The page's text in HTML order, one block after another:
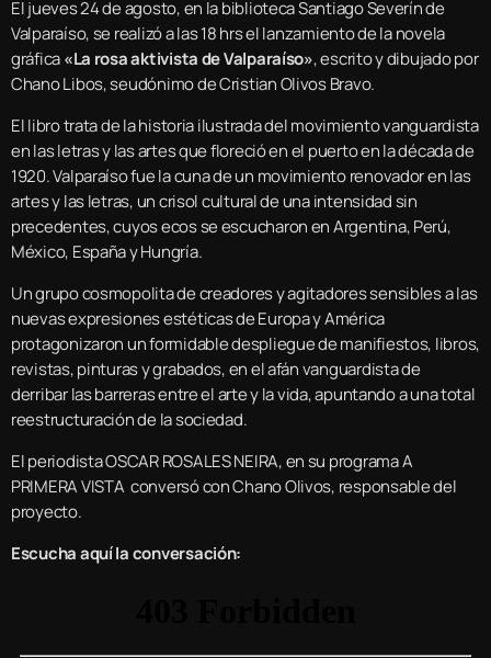
El jueves 24 de agosto, en la biblioteca Santiago Severín de
Valparaíso, se realizó a las 18 hrs el lanzamiento de la novela
gráfica«La rosa aktivista de Valparaíso», escrito y dibujado por
Chano Libos, seudónimo de Cristian Olivos Bravo.
El libro trata de la historia ilustrada del movimiento vanguardista
en las letras y las artes que floreció en el puerto en la década de
1920. Valparaíso fue la cuna de un movimiento renovador en las
artes y las letras, un crisol cultural de una intensidad sin
precedentes, cuyos ecos se escucharon en Argentina, Perú,
México, España y Hungría.
Un grupo cosmopolita de creadores y agitadores sensibles a las
nuevas expresiones estéticas de Europa y América
protagonizaron un formidable despliegue de manifiestos, libros,
revistas, pinturas y grabados, en el afán vanguardista de
derribar las barreras entre el arte y la vida, apuntando a una total
reestructuración de la sociedad.
El periodista OSCAR ROSALES NEIRA, en su programa A
PRIMERA VISTA conversó con Chano Olivos, responsable del
proyecto.
Escucha aquí la conversación: